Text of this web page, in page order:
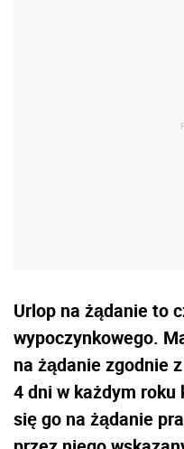
Urlop na żądanie to
wypoczynkowego.
na żądanie zgodnie
4 dni w każdym
się go na żądanie